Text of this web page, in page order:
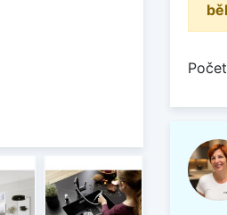
Počet